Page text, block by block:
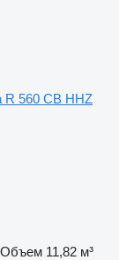
R 560 CB HHZ
Объем 11,82 м³